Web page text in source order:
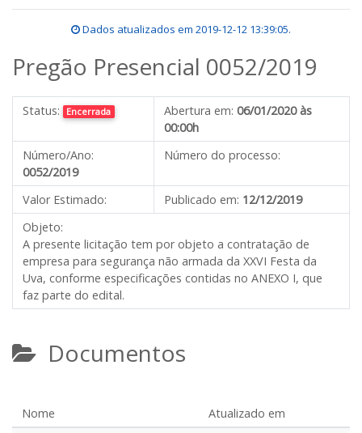
Dados atualizados em 2019-12-12 13:39:05.
Pregão Presencial 0052/2019
Status: Encerrada Abertura em: 06/01/2020 às
00:00h
Número/Ano:
0052/2019
Número do processo:
Valor Estimado: Publicado em: 12/12/2019
Objeto:
A presente licitação tem por objeto a contratação de
empresa para segurança não armada da XXVI Festa da
Uva, conforme especificações contidas no ANEXO I, que
faz parte do edital.
Documentos
Nome Atualizado em